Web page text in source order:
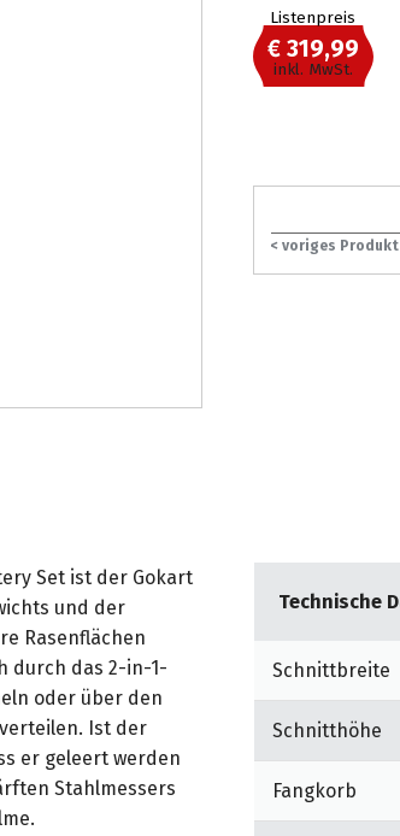
Listenpreis
€ 319,99
inkl. MwSt.
< voriges Produkt
Set ist der Gokart
und der
Rasenflächen
durch das 2-in-1-
oder über den
Ist der
er geleert werden
Stahlmessers
Technische
Schnittbreite
Schnitthöhe
Fangkorb